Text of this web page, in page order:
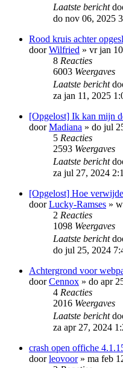
Laatste bericht
do nov 06, 2025
Rood kruis achter
doorWilfried » vr jan
8 Reacties
6003 Weergaves
Laatste bericht
za jan 11, 2025
[Opgelost] Ik kan mijn
doorMadiana » do jul
5 Reacties
2593 Weergaves
Laatste bericht
za jul 27, 2024
[Opgelost] Hoe
doorLucky-Ramses »
2 Reacties
1098 Weergaves
Laatste bericht
do jul 25, 2024
Achtergrond voor
doorCennox » do apr
4 Reacties
2016 Weergaves
Laatste bericht
za apr 27, 2024
crash open offiche
doorleovoor» ma feb